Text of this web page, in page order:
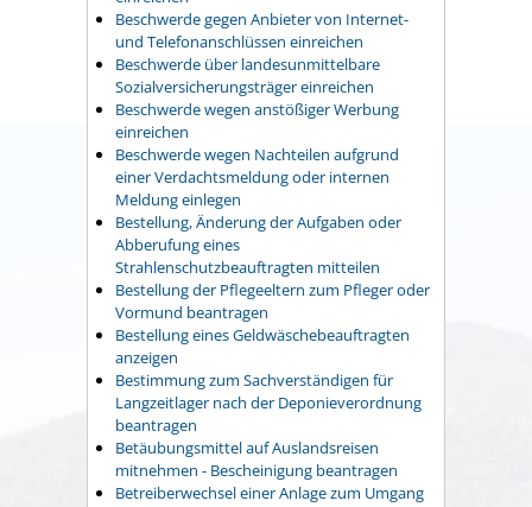
Beschwerde gegen Anbieter von Internet-
und Telefonanschlüssen einreichen
Beschwerde über landesunmittelbare
Sozialversicherungsträger einreichen
Beschwerde wegen anstößiger Werbung
einreichen
Beschwerde wegen Nachteilen aufgrund
einer Verdachtsmeldung oder internen
Meldung einlegen
Bestellung, Änderung der Aufgaben oder
Abberufung eines
Strahlenschutzbeauftragten mitteilen
Bestellung der Pflegeeltern zum Pfleger oder
Vormund beantragen
Bestellung eines Geldwäschebeauftragten
anzeigen
Bestimmung zum Sachverständigen für
Langzeitlager nach der Deponieverordnung
beantragen
Betäubungsmittel auf Auslandsreisen
mitnehmen - Bescheinigung beantragen
Betreiberwechsel einer Anlage zum Umgang